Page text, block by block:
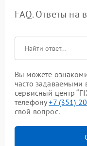
FAQ. Ответы на
Вы можете
часто задаваемыми
сервисный центр
телефону+7 (351)
свой вопрос.